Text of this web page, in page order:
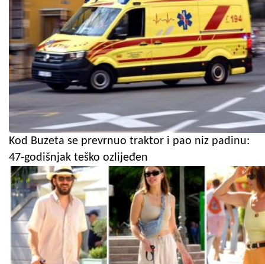
Kod Buzeta se prevrnuo traktor i pao niz padinu:
47-godišnjak teško ozlijeđen